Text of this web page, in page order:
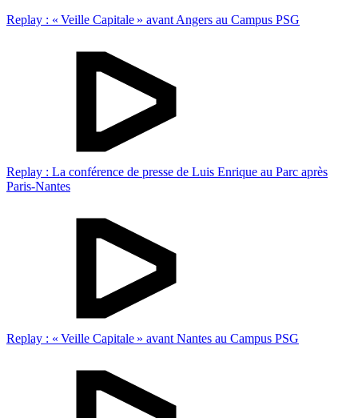
Replay : « Veille Capitale » avant Angers au Campus PSG
Replay : La conférence de presse de Luis Enrique au Parc après
Paris-Nantes
Replay : « Veille Capitale » avant Nantes au Campus PSG